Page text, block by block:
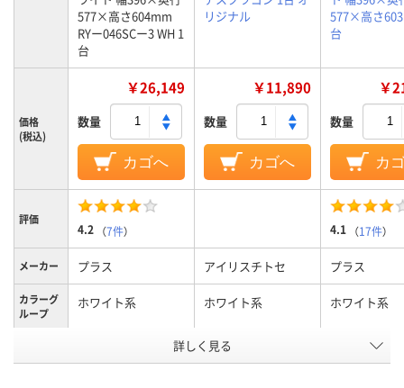
577×高さ604mm
RYー046SCー3 WH 1
台
リジナル
577×高さ
台
価格
(税込)
￥26,149
数量
カゴへ
￥11,890
数量
カゴへ
￥
数量
カ
評価
4.2 （7件） 4.1 （17件）
メーカー プラス アイリスチトセ プラス
カラーグ
ループ
ホワイト系 ホワイト系 ホワイト系
3段
詳しく見る